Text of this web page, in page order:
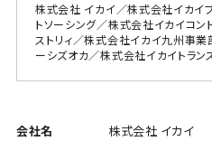
株式会社 イカイ／株式会社イカイ
トソーシング／株式会社イカイコン
ストリィ／株式会社イカイ九州事
ーシズオカ／株式会社イカイトラン
会社名 株式会社 イカイ